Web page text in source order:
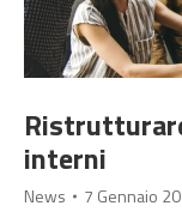
interni
News 7 Gennaio